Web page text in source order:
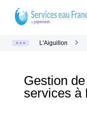
L'Aiguillon
Gestion
services à